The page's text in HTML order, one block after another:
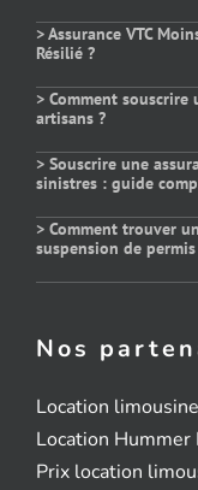
> Assurance VTC
Résilié ?
> Comment
artisans ?
> Souscrire une
sinistres : guide
> Comment trouver
suspension de permis
Nos
Location
Location Hummer
Prix location